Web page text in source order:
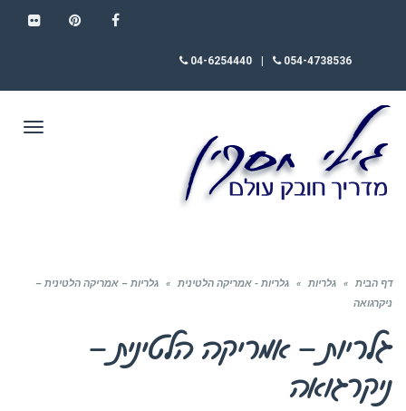
054-4738536
04-6254440
דף הבית » גלריות » גלריות - אמריקה הלטינית »
גלריות – אמריקה הלטינית –
ניקרגואה
גלריות – אמריקה הלטינית –
ניקרגואה